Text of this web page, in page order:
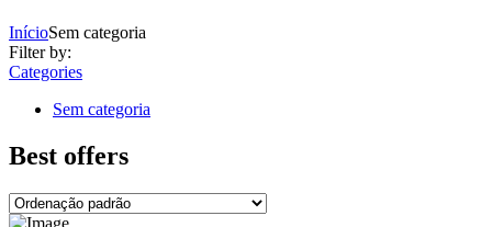
InícioSem categoria
Filter by:
Categories
Sem categoria
Best offers